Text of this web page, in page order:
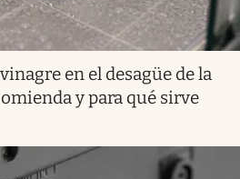
en el desagüe de la
y para qué sirve